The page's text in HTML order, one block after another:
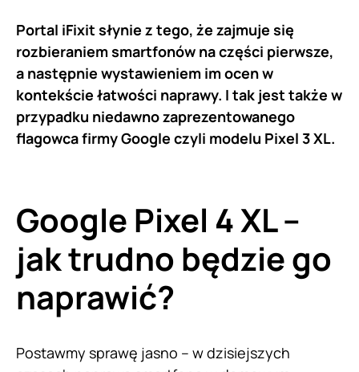
Portal iFixit słynie z tego, że zajmuje się
rozbieraniem smartfonów na części pierwsze,
a następnie wystawieniem im ocen w
kontekście łatwości naprawy. I tak jest także w
przypadku niedawno zaprezentowanego
flagowca firmy Google czyli modelu Pixel 3 XL.
Google Pixel 4 XL –
jak trudno będzie go
naprawić?
Postawmy sprawę jasno – w dzisiejszych